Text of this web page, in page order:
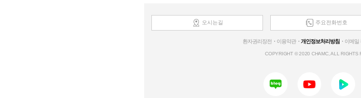
오시는길 주요전화번호
환자권리장전 이용약관 개인정보처리방침 이메일
COPYRIGHT © 2020 CHAMC, ALL RIGHTS